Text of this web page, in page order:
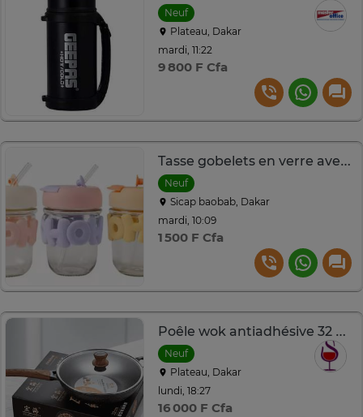
Neuf
Plateau, Dakar
mardi, 11:22
9 800 F Cfa
Tasse gobelets en verre avec paille
Neuf
Sicap baobab, Dakar
mardi, 10:09
1 500 F Cfa
Poêle wok antiadhésive 32 cm avec couvercle en verre
Neuf
Plateau, Dakar
lundi, 18:27
16 000 F Cfa